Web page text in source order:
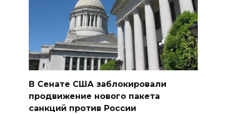
В Сенате США заблокировали
продвижение нового пакета
санкций против России